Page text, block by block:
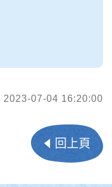
2023-07-04 16:20:00
回上頁